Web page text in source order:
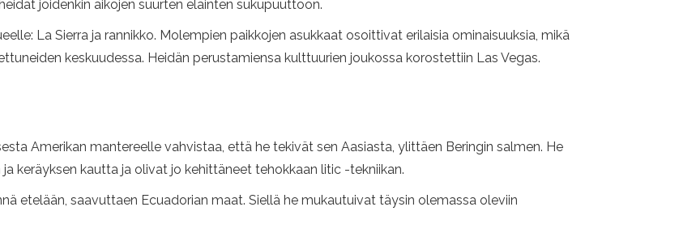
joidenkin aikojen suurten eläinten sukupuuttoon.
La Sierra ja rannikko. Molempien paikkojen asukkaat osoittivat erilaisia ​​ominaisuuksia, mikä
keskuudessa. Heidän perustamiensa kulttuurien joukossa korostettiin Las Vegas.
Amerikan mantereelle vahvistaa, että he tekivät sen Aasiasta, ylittäen Beringin salmen. He
keräyksen kautta ja olivat jo kehittäneet tehokkaan litic -tekniikan.
etelään, saavuttaen Ecuadorian maat. Siellä he mukautuivat täysin olemassa oleviin